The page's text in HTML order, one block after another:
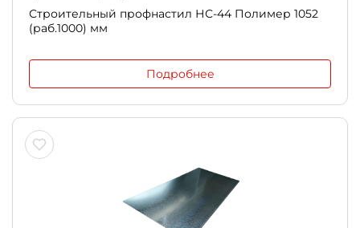
Строительный профнастил НС-44 Полимер 1052
(раб.1000) мм
Подробнее